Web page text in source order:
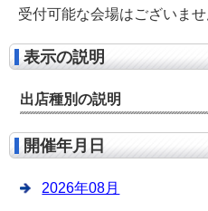
受付可能な会場はございませ
表示の説明
出店種別の説明
開催年月日
2026年08月